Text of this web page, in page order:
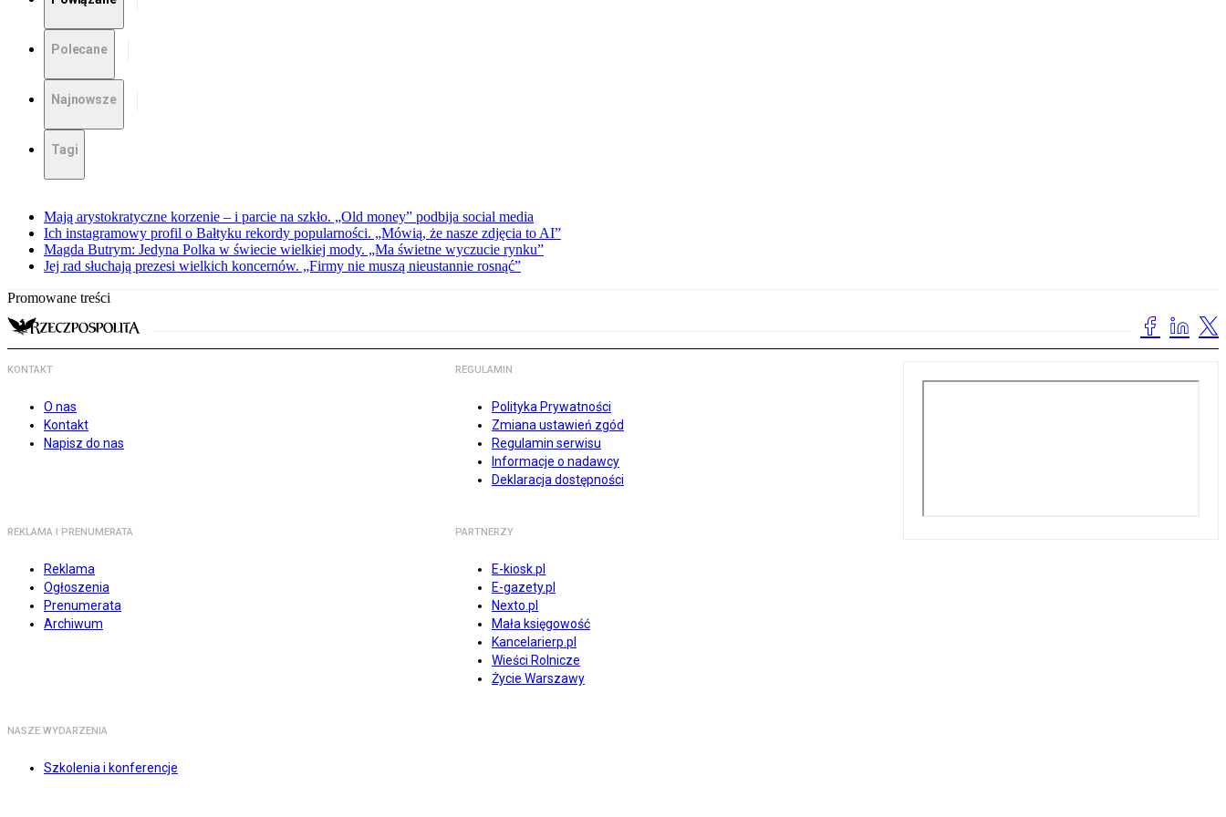
Polecane
Najnowsze
Tagi
Mają arystokratyczne korzenie – i parcie na szkło. „Old money” podbija social media
Ich instagramowy profil o Bałtyku rekordy popularności. „Mówią, że nasze zdjęcia to AI”
Magda Butrym: Jedyna Polka w świecie wielkiej mody. „Ma świetne wyczucie rynku”
Jej rad słuchają prezesi wielkich koncernów. „Firmy nie muszą nieustannie rosnąć”
Promowane treści
KONTAKT
O nas
Kontakt
Napisz do nas
REGULAMIN
Polityka Prywatności
Zmiana ustawień zgód
Regulamin serwisu
Informacje o nadawcy
Deklaracja dostępności
REKLAMA I PRENUMERATA
Reklama
Ogłoszenia
Prenumerata
Archiwum
PARTNERZY
E-kiosk.pl
E-gazety.pl
Nexto.pl
Mała księgowość
Kancelarierp.pl
Wieści Rolnicze
Życie Warszawy
NASZE WYDARZENIA
Szkolenia i konferencje